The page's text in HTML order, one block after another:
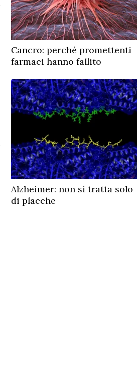
Cancro: perché promettenti
farmaci hanno fallito
Alzheimer: non si tratta solo
di placche